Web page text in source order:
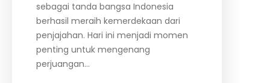
sebagai tanda bangsa Indonesia
berhasil meraih kemerdekaan dari
penjajahan. Hari ini menjadi momen
penting untuk mengenang
perjuangan…